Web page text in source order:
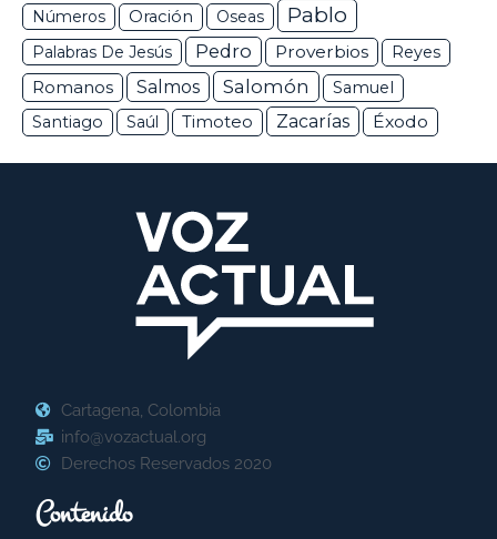
Números Oración Oseas Pablo
Palabras De Jesús Pedro Proverbios Reyes
Romanos Salmos Salomón
Samuel
Santiago
Saúl Timoteo Zacarías Éxodo
Cartagena, Colombia
info@vozactual.org
Derechos Reservados 2020
Contenido